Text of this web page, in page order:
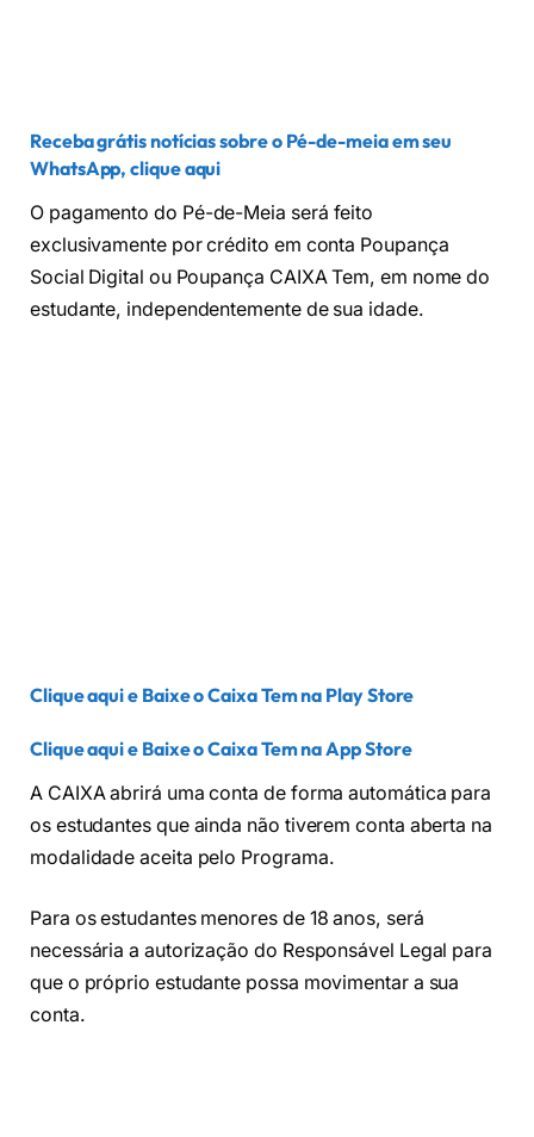
Receba grátis notícias sobre o Pé-de-meia em seu
WhatsApp, clique aqui
O pagamento do Pé-de-Meia será feito
exclusivamente por crédito em conta Poupança
Social Digital ou Poupança CAIXA Tem, em nome do
estudante, independentemente de sua idade.
Clique aqui e Baixe o Caixa Tem na Play Store
Clique aqui e Baixe o Caixa Tem na App Store
A CAIXA abrirá uma conta de forma automática para
os estudantes que ainda não tiverem conta aberta na
modalidade aceita pelo Programa.
Para os estudantes menores de 18 anos, será
necessária a autorização do Responsável Legal para
que o próprio estudante possa movimentar a sua
conta.